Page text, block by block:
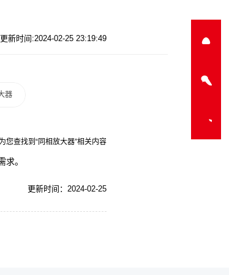
更新时间:2024-02-25 23:19:49
器
为您查找到“同相放大器”相关内容
。
更新时间：2024-02-25